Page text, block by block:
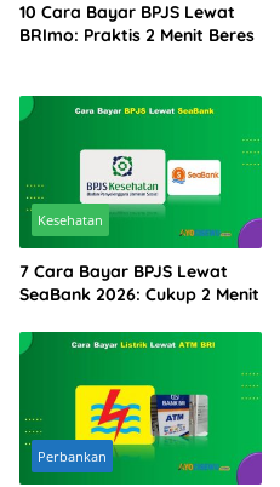
10 Cara Bayar BPJS Lewat
BRImo: Praktis 2 Menit Beres
Kesehatan
7 Cara Bayar BPJS Lewat
SeaBank 2026: Cukup 2 Menit
Perbankan